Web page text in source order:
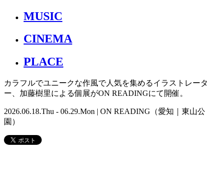
MUSIC
CINEMA
PLACE
カラフルでユニークな作風で人気を集めるイラストレータ
ー、加藤樹里による個展がON READINGにて開催。
2026.06.18.Thu - 06.29.Mon | ON READING（愛知｜東山公
園）